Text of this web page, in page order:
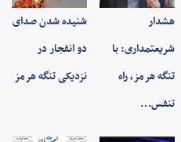
هشدار
شریعتمداری: با
تنگه هرمز، راه
تنفس…
شنیده شدن صدای
دو انفجار در
نزدیکی تنگه هرمز